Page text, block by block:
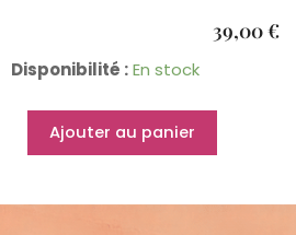
39,00€
Disponibilité :En stock
quantité
Caftan
SouhailaAjouter au panier